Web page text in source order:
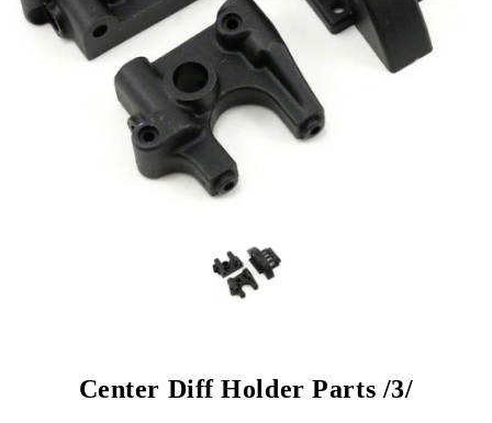
Center Diff Holder Parts /3/